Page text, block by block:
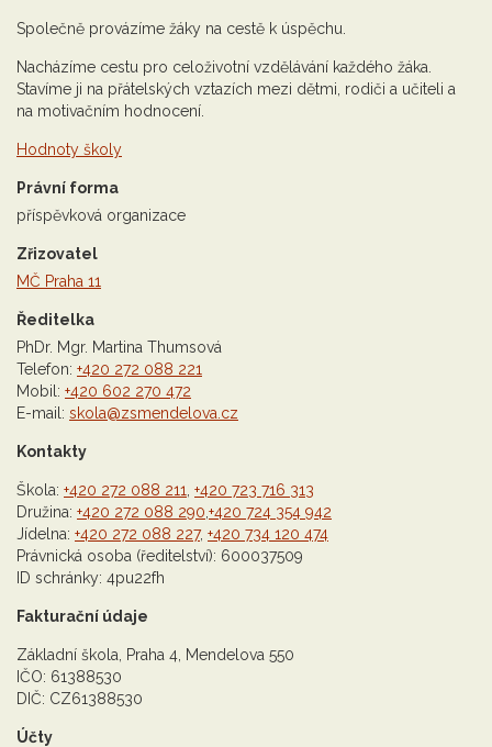
Společně provázíme žáky na cestě k úspěchu.
Nacházíme cestu pro celoživotní vzdělávání každého žáka.
Stavíme ji na přátelských vztazích mezi dětmi, rodiči a učiteli a
na motivačním hodnocení.
Hodnoty školy
Právní forma
příspěvková organizace
Zřizovatel
MČ Praha 11
Ředitelka
PhDr. Mgr. Martina Thumsová
Telefon: +420 272 088 221
Mobil: +420 602 270 472
E-mail: skola@zsmendelova.cz
Kontakty
Škola: +420 272 088 211 +420 723 716 313
Družina: +420 272 088 290 +420 724 354 942
Jídelna: +420 272 088 227, +420 734 120 474
Právnická osoba (ředitelství): 600037509
ID schránky: 4pu22fh
Fakturační údaje
Základní škola, Praha 4, Mendelova 550
IČO: 61388530
DIČ: CZ61388530
Účty